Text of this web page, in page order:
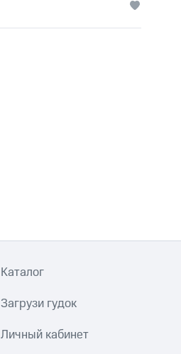
Каталог
Загрузи гудок
Личный кабинет